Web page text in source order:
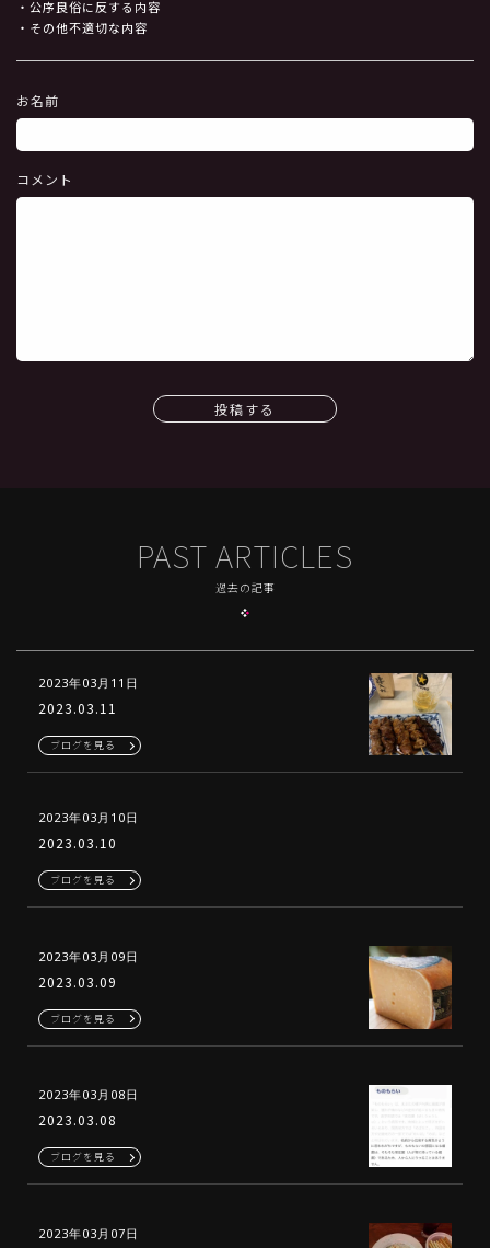
・公序良俗に反する内容
・その他不適切な内容
お名前
コメント
投稿する
PAST ARTICLES
過去の記事
2023年03月11日
2023.03.11
ブログを見る
2023年03月10日
2023.03.10
ブログを見る
2023年03月09日
2023.03.09
ブログを見る
2023年03月08日
2023.03.08
ブログを見る
2023年03月07日